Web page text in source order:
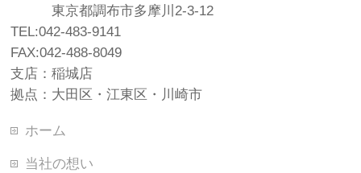
東京都調布市多摩川2-3-12
TEL:042-483-9141
FAX:042-488-8049
支店：稲城店
拠点：大田区・江東区・川崎市
ホーム
当社の想い